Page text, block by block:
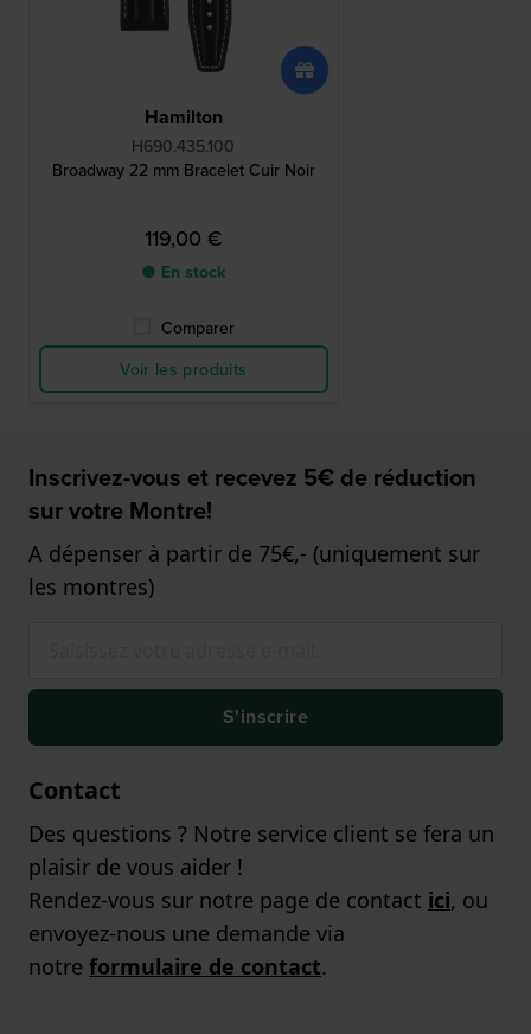
Hamilton
H690.435.100
Broadway 22 mm Bracelet Cuir Noir
119,00 €
● En stock
Comparer
Voir les produits
Inscrivez-vous et recevez 5€ de réduction
sur votre Montre!
A dépenser à partir de 75€,- (uniquement sur
les montres)
S'inscrire
Contact
Des questions ? Notre service client se fera un
plaisir de vous aider !
Rendez-vous sur notre page de contact ici, ou
envoyez-nous une demande via
notre formulaire de contact.